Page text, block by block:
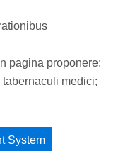
pagina proponere:
medici;
System